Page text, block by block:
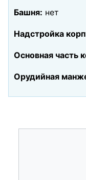
Башня: нет
Надстройка
Основная часть
Орудийная